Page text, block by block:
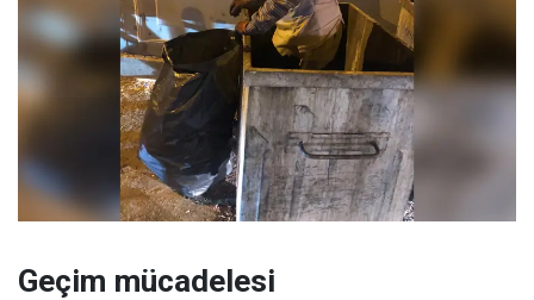
Geçim mücadelesi